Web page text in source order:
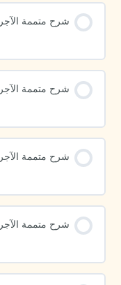
شرح متممة
شرح متممة
شرح متممة
شرح متممة